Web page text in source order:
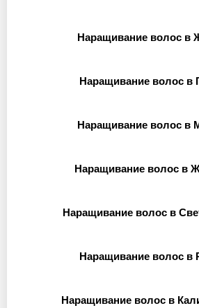
Наращивание волос в
Наращивание волос в
Наращивание волос в
Наращивание волос в
Наращивание волос в
Наращивание волос в
Наращивание волос в